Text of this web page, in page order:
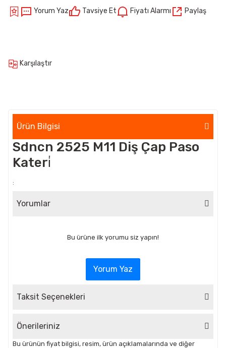
Yorum Yaz Tavsiye Et Fiyatı Alarmı Paylaş
Karşılaştır
Ürün Bilgisi
Sdncn 2525 M11 Diş Çap Paso
Kateri̇
:
Yorumlar
Bu ürüne ilk yorumu siz yapın!
Yorum Yaz
Taksit Seçenekleri
Önerileriniz
Bu ürünün fiyat bilgisi, resim, ürün açıklamalarında ve diğer